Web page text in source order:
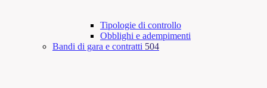
Tipologie di controllo
Obblighi e adempimenti
Bandi di gara e contratti 504